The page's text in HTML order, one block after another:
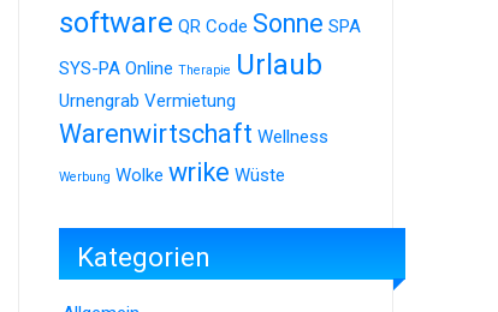
software QR Code Sonne SPA
SYS-PA Online Therapie Urlaub
Urnengrab Vermietung
Warenwirtschaft Wellness
Werbung Wolke wrike Wüste
Kategorien